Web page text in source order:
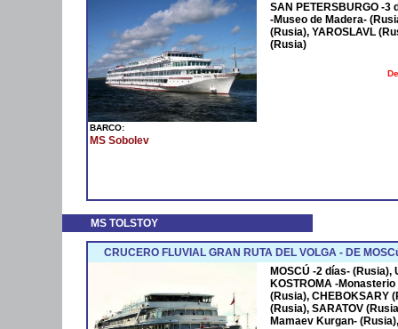
BARCO:
MS Sobolev
SAN PETERSBURGO -3
-Museo de Madera-
(Rusia), YAROSLAVL
(Rusia)
MS TOLSTOY
CRUCERO FLUVIAL GRAN RUTA DEL VOLGA - DE
MOSCÚ -2 días- (Rusia),
KOSTROMA -
(Rusia), CHEBOKSARY
(Rusia), SARATOV
Mamaev Kurgan-